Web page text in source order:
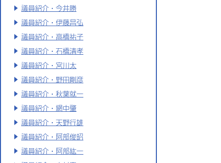
議員紹介・今井勝
議員紹介・伊藤昌弘
議員紹介・高橋祐子
議員紹介・石橋清孝
議員紹介・宮川太
議員紹介・野田剛彦
議員紹介・秋葉就一
議員紹介・網中肇
議員紹介・天野行雄
議員紹介・阿部俊昭
議員紹介・阿部紘一